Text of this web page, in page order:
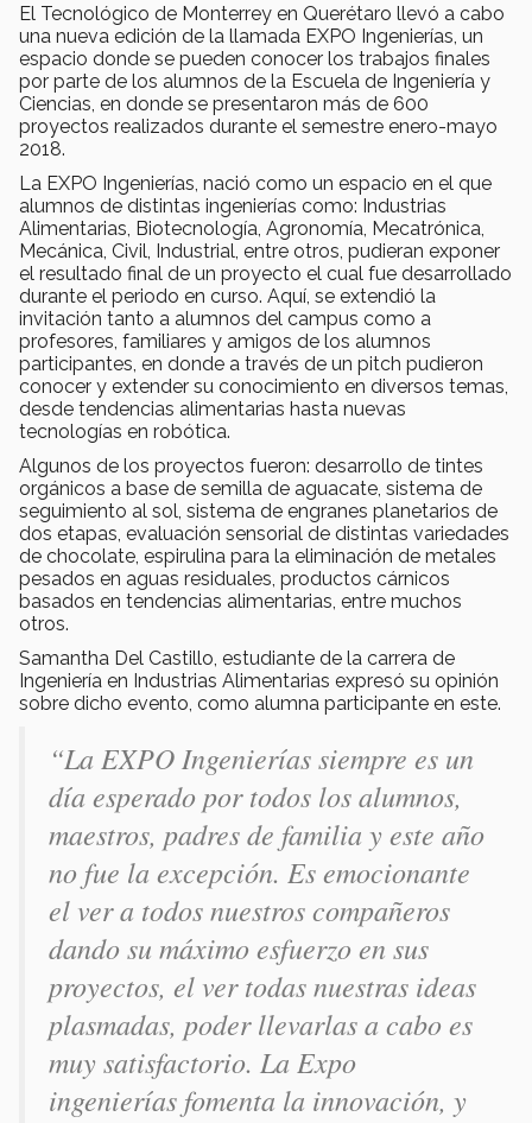
El Tecnológico de Monterrey en Querétaro llevó a cabo
una nueva edición de la llamada EXPO Ingenierías, un
espacio donde se pueden conocer los trabajos finales
por parte de los alumnos de la Escuela de Ingeniería y
Ciencias, en donde se presentaron más de 600
proyectos realizados durante el semestre enero-mayo
2018.
La EXPO Ingenierías, nació como un espacio en el que
alumnos de distintas ingenierías como: Industrias
Alimentarias, Biotecnología, Agronomía, Mecatrónica,
Mecánica, Civil, Industrial, entre otros, pudieran exponer
el resultado final de un proyecto el cual fue desarrollado
durante el periodo en curso. Aquí, se extendió la
invitación tanto a alumnos del campus como a
profesores, familiares y amigos de los alumnos
participantes, en donde a través de un pitch pudieron
conocer y extender su conocimiento en diversos temas,
desde tendencias alimentarias hasta nuevas
tecnologías en robótica.
Algunos de los proyectos fueron: desarrollo de tintes
orgánicos a base de semilla de aguacate, sistema de
seguimiento al sol, sistema de engranes planetarios de
dos etapas, evaluación sensorial de distintas variedades
de chocolate, espirulina para la eliminación de metales
pesados en aguas residuales, productos cárnicos
basados en tendencias alimentarias, entre muchos
otros.
Samantha Del Castillo, estudiante de la carrera de
Ingeniería en Industrias Alimentarias expresó su opinión
sobre dicho evento, como alumna participante en este.
“La EXPO Ingenierías siempre es un
día esperado por todos los alumnos,
maestros, padres de familia y este año
no fue la excepción. Es emocionante
el ver a todos nuestros compañeros
dando su máximo esfuerzo en sus
proyectos, el ver todas nuestras ideas
plasmadas, poder llevarlas a cabo es
muy satisfactorio. La Expo
ingenierías fomenta la innovación, y